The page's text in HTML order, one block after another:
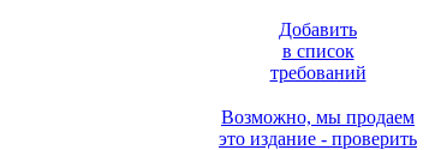
Добавить
в список
требований
Возможно, мы продаем
это издание - проверить